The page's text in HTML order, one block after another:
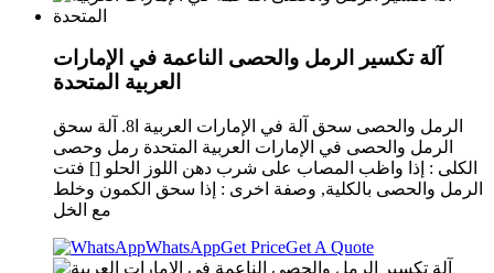
آلة تكسير الرمل والحصى الناعمة في الإمارات
العربية المتحدة
الرمل والحصى سحق آلة في الإمارات العربية ا8. آلة سحق
الرمل والحصى في الإمارات العربية المتحدة رمل وحصى
الكلى : إذا واظب المصاب على شرب دهن اللوز الحلو [] فتت
الرمل والحصى بالكلية, وصفة اخرى : إذا سحق الكمون وخلط
مع الخل
WhatsAppGet PriceGet A Quote